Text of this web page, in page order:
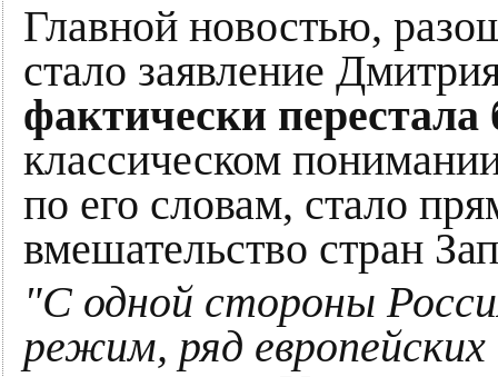
Главной новостью,
стало заявление
фактически
классическом
по его словам, стало
вмешательство стран
"С одной стороны
режим, ряд